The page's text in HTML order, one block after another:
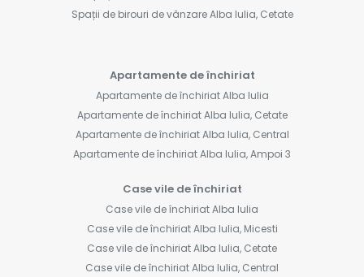
Spații de birouri de vânzare Alba Iulia, Cetate
Apartamente de închiriat
Apartamente de închiriat Alba Iulia
Apartamente de închiriat Alba Iulia, Cetate
Apartamente de închiriat Alba Iulia, Central
Apartamente de închiriat Alba Iulia, Ampoi 3
Case vile de închiriat
Case vile de închiriat Alba Iulia
Case vile de închiriat Alba Iulia, Micesti
Case vile de închiriat Alba Iulia, Cetate
Case vile de închiriat Alba Iulia, Central